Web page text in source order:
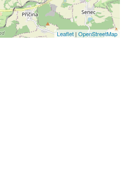
Leaflet | OpenStreetMap